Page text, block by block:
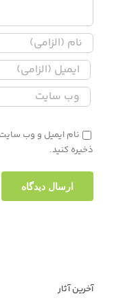
نام ایمیل و وب
ذخیره کنید.
آخرین آثار